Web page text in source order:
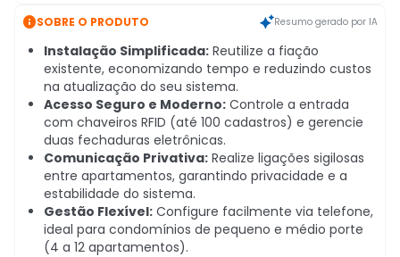
SOBRE O PRODUTO Resumo gerado por IA
Instalação Simplificada: Reutilize a fiação
existente, economizando tempo e reduzindo custos
na atualização do seu sistema.
Acesso Seguro e Moderno: Controle a entrada
com chaveiros RFID (até 100 cadastros) e gerencie
duas fechaduras eletrônicas.
Comunicação Privativa: Realize ligações sigilosas
entre apartamentos, garantindo privacidade e a
estabilidade do sistema.
Gestão Flexível: Configure facilmente via telefone,
ideal para condomínios de pequeno e médio porte
(4 a 12 apartamentos).